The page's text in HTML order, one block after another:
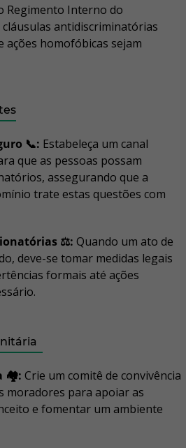
Regimento Interno do
antidiscriminatórias
ações homofóbicas sejam
📞: Estabeleça um canal
que as pessoas possam
assegurando que a
trate estas questões com
⚖️: Quando um ato de
deve-se tomar medidas legais
formais até ações
🏘️: Crie um comitê de convivência
moradores para apoiar as
e fomentar um ambiente